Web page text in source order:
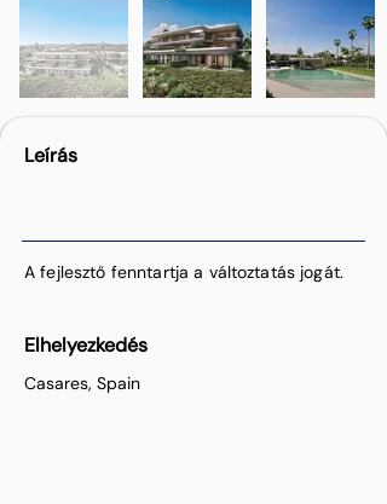
Leírás
A fejlesztő fenntartja a változtatás jogát.
Elhelyezkedés
Casares, Spain